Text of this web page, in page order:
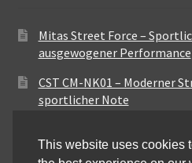
Mitas Street Force –
ausgewogener Performance
CST CM-NK01 – Moderner
sportlicher Note
Maxxis MA-ST3 –
für vielseitige Einsätze
This website uses cookies